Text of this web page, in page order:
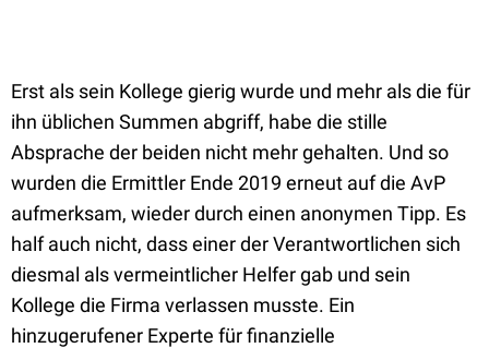
Erst als sein Kollege gierig wurde und mehr als die für
ihn üblichen Summen abgriff, habe die stille
Absprache der beiden nicht mehr gehalten. Und so
wurden die Ermittler Ende 2019 erneut auf die AvP
aufmerksam, wieder durch einen anonymen Tipp. Es
half auch nicht, dass einer der Verantwortlichen sich
diesmal als vermeintlicher Helfer gab und sein
Kollege die Firma verlassen musste. Ein
hinzugerufener Experte für finanzielle